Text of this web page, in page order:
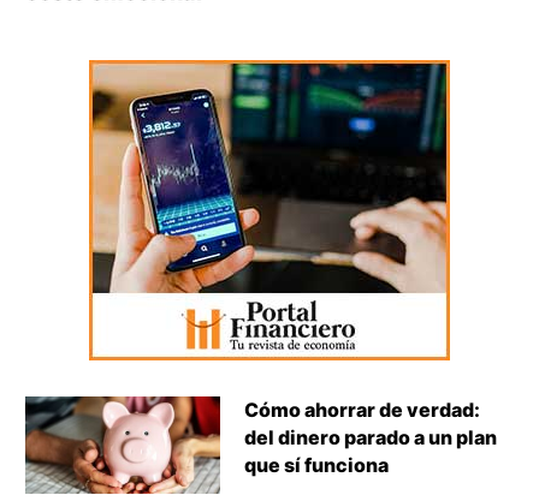
Cómo ahorrar de verdad:
del dinero parado a un plan
que sí funciona